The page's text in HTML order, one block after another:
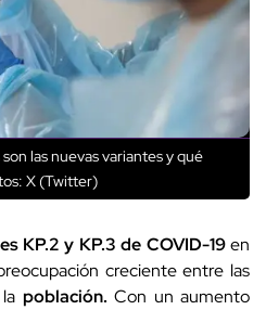
las nuevas variantes y qué
X (Twitter)
KP.2 y KP.3 de COVID-19en
creciente entre las
población. Con un aumento